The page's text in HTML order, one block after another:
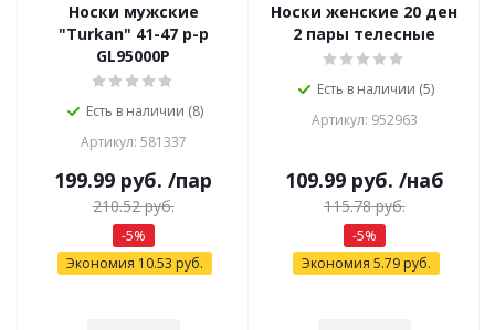
Носки мужские
"Turkan" 41-47 р-р
GL95000P
Есть в наличии (8)
Артикул: 581337
199.99 руб. /пар
210.52руб.
-5%
Экономия 10.53 руб.
Носки женские 20 ден
2 пары телесные
Есть в наличии (5)
Артикул: 952963
109.99руб. /наб
115.78руб.
-5%
Экономия 5.79руб.